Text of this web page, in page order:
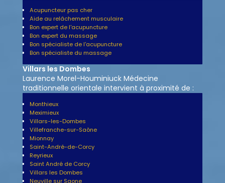
Acupuncteur pas cher
Aide au relâchement musculaire
Bon expert de l'acupuncture
Bon expert du massage
Bon spécialiste de l'acupuncture
Bon spécialiste du massage
Villars les Dombes
Laurence Morel-Houminiuck Médecine
traditionnelle orientale intervient à proximité de :
Monthieux
Meximieux
Villars-les-Dombes
Villefranche-sur-Saône
Mionnay
Saint-André-de-Corcy
Reyrieux
Saint André de Corcy
Villars les Dombes
Neuville sur Saone